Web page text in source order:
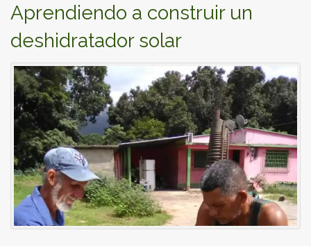
Aprendiendo a construir un
deshidratador solar